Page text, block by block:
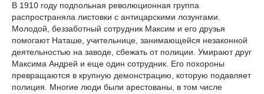
В 1910 году подпольная революционная группа
распространяла листовки с антицарскими лозунгами.
Молодой, беззаботный сотрудник Максим и его друзья
помогают Наташе, учительнице, занимающейся незаконной
деятельностью на заводе, сбежать от полиции. Умирают друг
Максима Андрей и еще один сотрудник. Его похороны
превращаются в крупную демонстрацию, которую подавляет
полиция. Многие люди были арестованы, в том числе